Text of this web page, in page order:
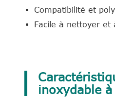
Compatibilité et
Facile à nettoyer et
inoxydable